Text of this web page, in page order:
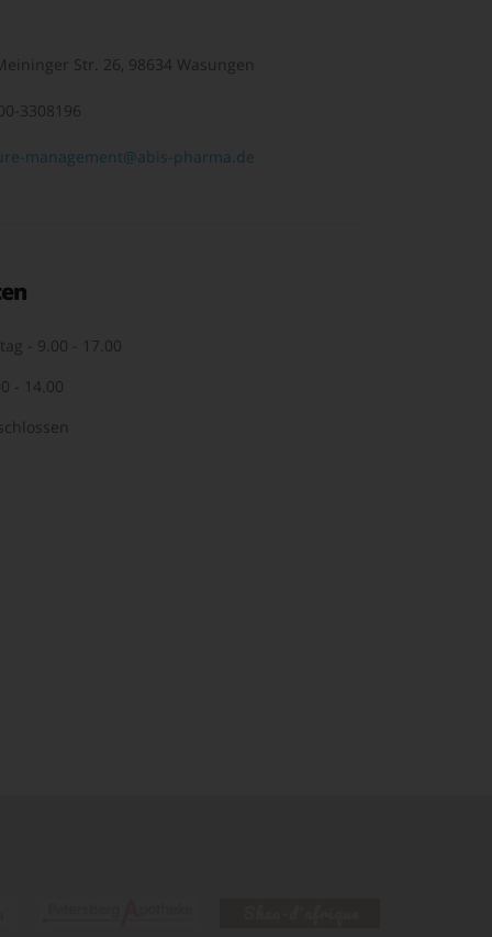
Str. 26, 98634 Wasungen
3308196
management@abis-pharma.de
- 9.00 - 17.00
- 14.00